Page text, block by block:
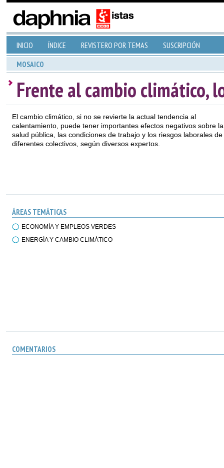
INICIO ÍNDICE REVISTERO POR TEMAS SUSCRIPCIÓN
MOSAICO
Frente al cambio climático,
El cambio climático, si no se revierte la actual tendencia al
calentamiento, puede tener importantes efectos negativos sobre la
salud pública, las condiciones de trabajo y los riesgos laborales de
diferentes colectivos, según diversos expertos.
ÁREAS TEMÁTICAS
ECONOMÍA Y EMPLEOS VERDES
ENERGÍA Y CAMBIO CLIMÁTICO
COMENTARIOS